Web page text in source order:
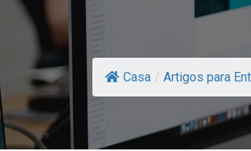
Casa / Artigos para